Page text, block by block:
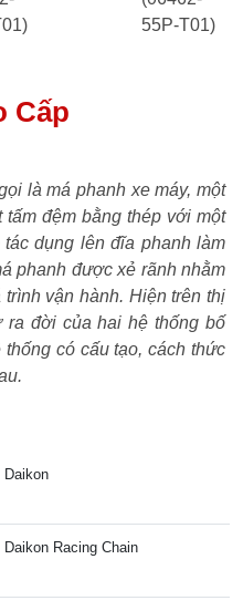
Cấp
là má phanh xe máy, một
đệm bằng thép với một
dụng lên đĩa phanh làm
phanh được xẻ rãnh nhằm
vận hành. Hiện trên thị
ra đời của hai hệ thống bố
có cấu tạo, cách thức
Daikon
Daikon Racing Chain